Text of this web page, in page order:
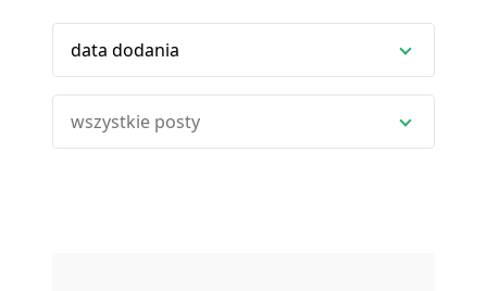
data dodania
wszystkie posty